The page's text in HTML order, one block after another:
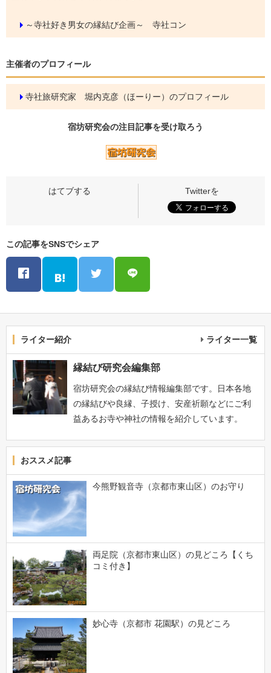
～寺社好き男女の縁結び企画～ 寺社コン
主催者のプロフィール
寺社旅研究家 堀内克彦（ほーりー）のプロフィール
宿坊研究会の注目記事を受け取ろう
この記事をSNSでシェア
ライター紹介 ライター一覧
縁結び研究会編集部
宿坊研究会の縁結び情報編集部です。日本各地
の縁結びや良縁、子授け、安産祈願などにご利
益あるお寺や神社の情報を紹介しています。
おススメ記事
今熊野観音寺（京都市東山区）のお守り
両足院（京都市東山区）の見どころ【くち
コミ付き】
妙心寺（京都市 花園駅）の見どころ